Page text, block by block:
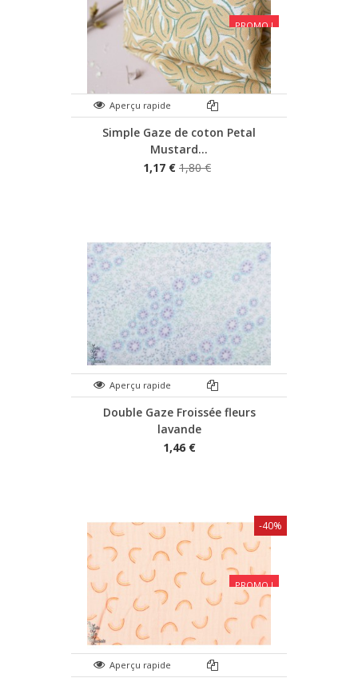
PROMO !
Aperçu rapide
Simple Gaze de coton Petal
Mustard...
1,17 € 1,80 €
Aperçu rapide
Double Gaze Froissée fleurs
lavande
1,46 €
PROMO !
Aperçu rapide
-40%